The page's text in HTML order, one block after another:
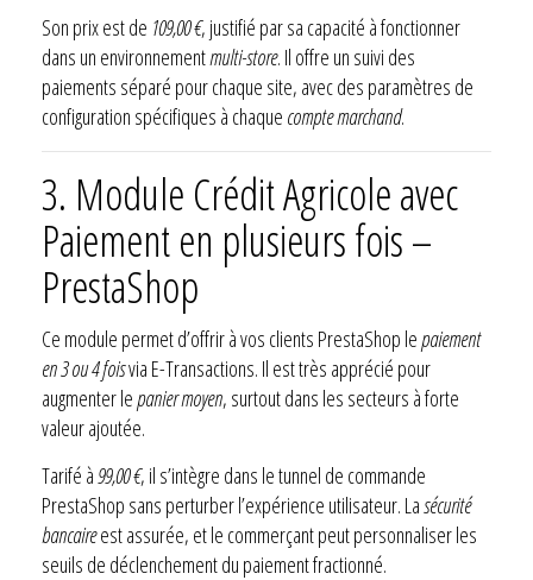
Son prix est de 109,00 €, justifié par sa capacité à fonctionner
dans un environnementmulti-store. Il offre un suivi des
paiements séparé pour chaque site, avec des paramètres de
configuration spécifiques à chaque compte marchand.
3. Module Crédit Agricole avec
Paiement en plusieurs fois –
PrestaShop
Ce module permet d’offrir à vos clients PrestaShop lepaiement
en 3 ou 4 foisvia E-Transactions. Il est très apprécié pour
augmenter lepanier moyen, surtout dans les secteurs à forte
valeur ajoutée.
Tarifé à 99,00 €, il s’intègre dans le tunnel de commande
PrestaShop sans perturber l’expérience utilisateur. Lasécurité
bancaireest assurée, et le commerçant peut personnaliser les
seuils de déclenchement du paiement fractionné.